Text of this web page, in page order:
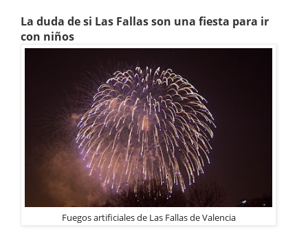
La duda de si Las Fallas son una fiesta para ir
con niños
Fuegos artificiales de Las Fallas de Valencia